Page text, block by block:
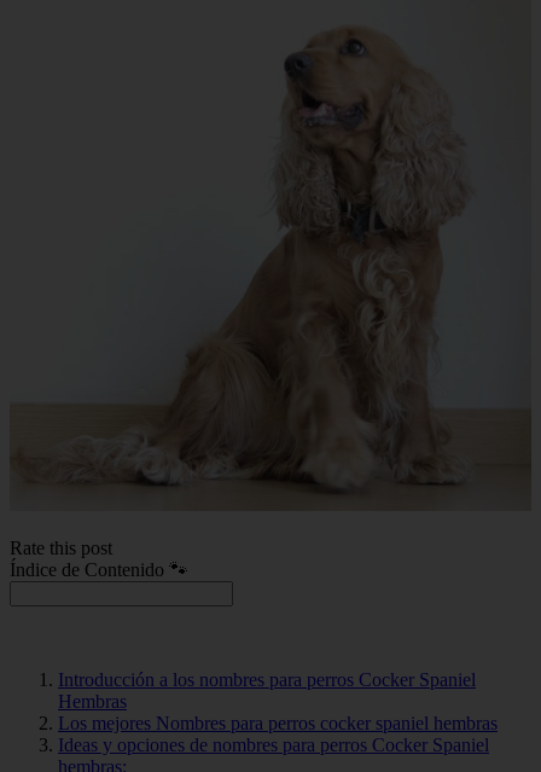
Rate this post
Índice de Contenido 🐾
Introducción a los nombres para perros Cocker Spaniel
Hembras
Los mejores Nombres para perros cocker spaniel hembras
Ideas y opciones de nombres para perros Cocker Spaniel
hembras: